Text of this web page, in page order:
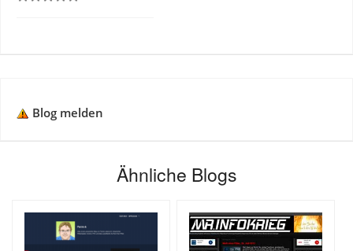
Blog melden
Ähnliche Blogs